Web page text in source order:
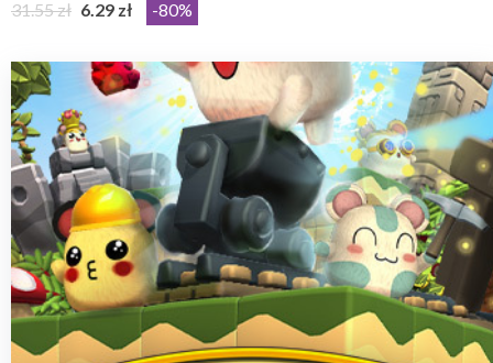
31.55 zł 6.29 zł -80%